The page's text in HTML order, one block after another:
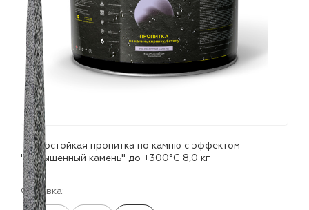
Термостойкая пропитка по камню с эффектом
"Насыщенный камень" до +300°С 8,0 кг
Фасовка: